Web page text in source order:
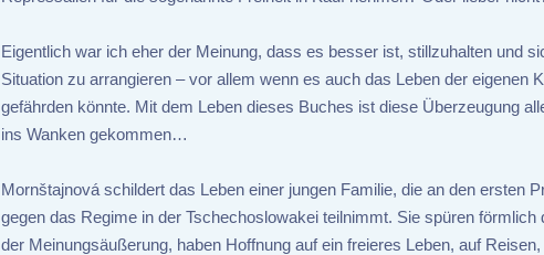
Eigentlich war ich eher der Meinung, dass es besser ist, stillzuhalten und
Situation zu arrangieren – vor allem wenn es auch das Leben der eigenen
gefährden könnte. Mit dem Leben dieses Buches ist diese Überzeugung
ins Wanken gekommen…
Mornštajnová schildert das Leben einer jungen Familie, die an den ersten
gegen das Regime in der Tschechoslowakei teilnimmt. Sie spüren förmlich
der Meinungsäußerung, haben Hoffnung auf ein freieres Leben, auf